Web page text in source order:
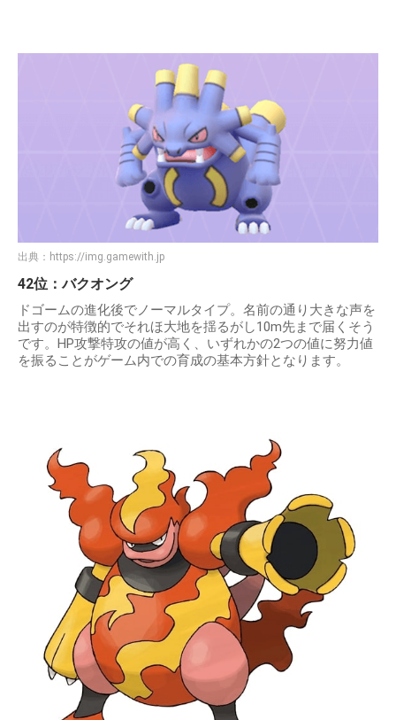
出典： https://img.gamewith.jp
42位：バクオング
ドゴームの進化後でノーマルタイプ。名前の通り大きな声を
出すのが特徴的でそれほ大地を揺るがし10m先まで届くそう
です。HP攻撃特攻の値が高く、いずれかの2つの値に努力値
を振ることがゲーム内での育成の基本方針となります。